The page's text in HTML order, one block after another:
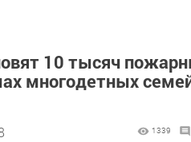
10 тысяч
многодетных
1339